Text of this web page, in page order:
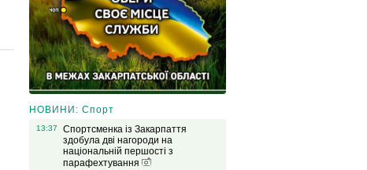
НОВИНИ: Спорт
13:37
Спортсменка із Закарпаття
здобула дві нагороди на
національній першості з
парафехтування